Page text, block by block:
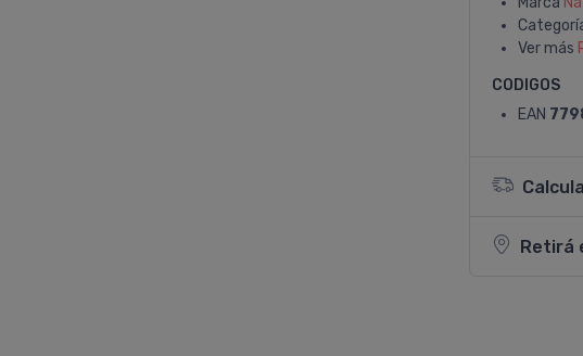
Ver más
CODIGOS
EAN
Retirá